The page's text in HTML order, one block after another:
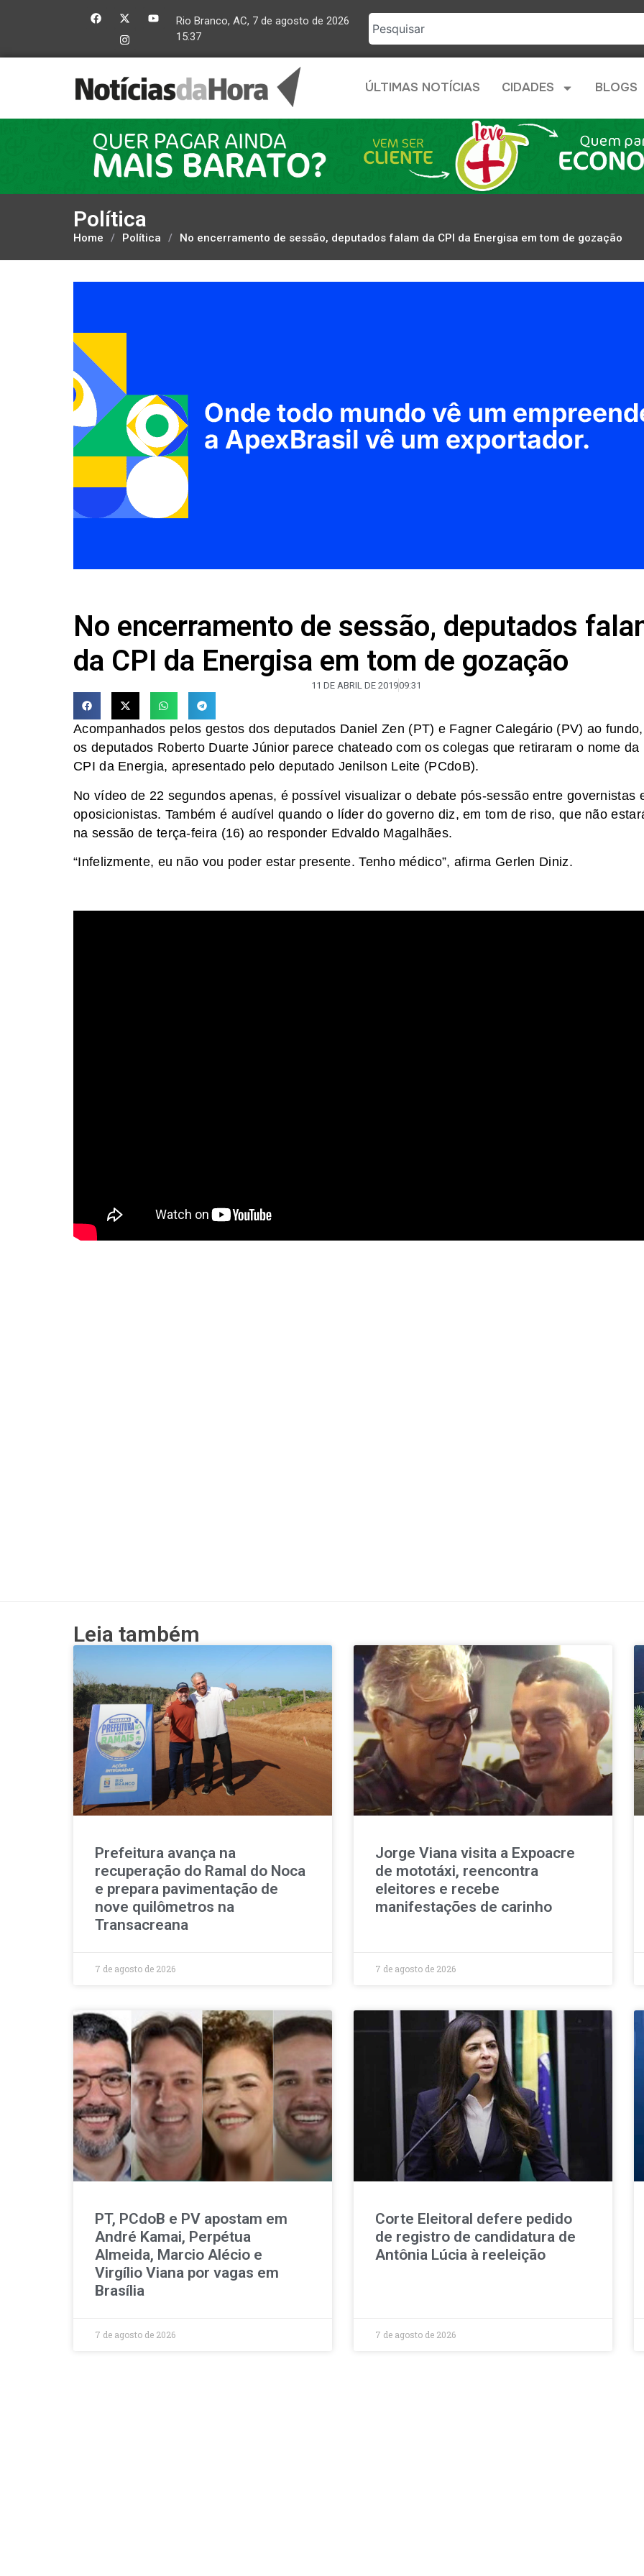
Rio Branco, AC, 7 de agosto de 2026
15:37
ÚLTIMAS NOTÍCIAS CIDADES BLOGS
Política
Home / Política / No encerramento de sessão, deputados falam da CPI da Energisa em tom de gozação
No encerramento de sessão, deputados
da CPI da Energisa em tom de gozação
11 DE ABRIL DE 201909:31
Acompanhados pelos gestos dos deputados Daniel Zen (PT) e Fagner Calegário (PV) ao fundo,
os deputados Roberto Duarte Júnior parece chateado com os colegas que retiraram o nome da
CPI da Energia, apresentado pelo deputado Jenilson Leite (PCdoB).
No vídeo de 22 segundos apenas, é possível visualizar o debate pós-sessão entre governistas
oposicionistas. Também é audível quando o líder do governo diz, em tom de riso, que não
na sessão de terça-feira (16) ao responder Edvaldo Magalhães.
“Infelizmente, eu não vou poder estar presente. Tenho médico”, afirma Gerlen Diniz.
Leia também
Prefeitura avança na
recuperação do Ramal do Noca
e prepara pavimentação de
nove quilômetros na
Transacreana
7 de agosto de 2026
Jorge Viana visita a Expoacre
de mototáxi, reencontra
eleitores e recebe
manifestações de carinho
7 de agosto de 2026
PT, PCdoB e PV apostam em
André Kamai, Perpétua
Almeida, Marcio Alécio e
Virgílio Viana por vagas em
Brasília
7 de agosto de 2026
Corte Eleitoral defere pedido
de registro de candidatura de
Antônia Lúcia à reeleição
7 de agosto de 2026